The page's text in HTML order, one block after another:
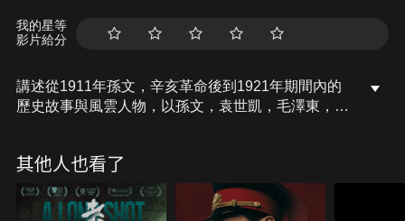
我的星等
影片給分
講述從1911年孫文，辛亥革命後到1921年期間內的
歷史故事與風雲人物，以孫文，袁世凱，毛澤東，李
其他人也看了